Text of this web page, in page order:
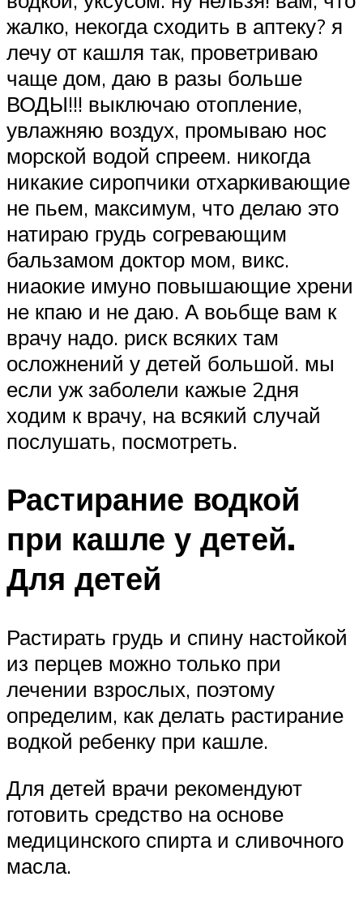
жалко, некогда сходить в аптеку? я
лечу от кашля так, проветриваю
чаще дом, даю в разы больше
ВОДЫ!!! выключаю отопление,
увлажняю воздух, промываю нос
морской водой спреем. никогда
никакие сиропчики отхаркивающие
не пьем, максимум, что делаю это
натираю грудь согревающим
бальзамом доктор мом, викс.
ниаокие имуно повышающие хрени
не кпаю и не даю. А воьбще вам к
врачу надо. риск всяких там
осложнений у детей большой. мы
если уж заболели кажые 2дня
ходим к врачу, на всякий случай
послушать, посмотреть.
Растирание водкой
при кашле у детей.
Для детей
Растирать грудь и спину настойкой
из перцев можно только при
лечении взрослых, поэтому
определим, как делать растирание
водкой ребенку при кашле.
Для детей врачи рекомендуют
готовить средство на основе
медицинского спирта и сливочного
масла.